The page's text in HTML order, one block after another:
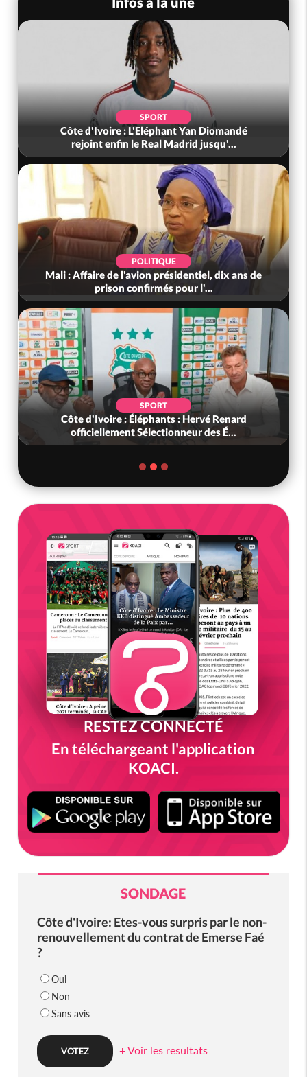
SPORT
Côte d'Ivoire : L'Eléphant Yan Diomandé
rejoint enfin le Real Madrid jusqu'...
POLITIQUE
Mali : Affaire de l'avion présidentiel, dix ans de
prison confirmés pour l'...
SPORT
Côte d'Ivoire : Éléphants : Hervé Renard
officiellement Sélectionneur des É...
RESTEZ CONNECTÉ
En téléchargeant l'application
KOACI.
SONDAGE
Côte d'Ivoire: Etes-vous surpris par le non-
renouvellement du contrat de Emerse Faé
?
Oui
Non
Sans avis
+ Voir les resultats